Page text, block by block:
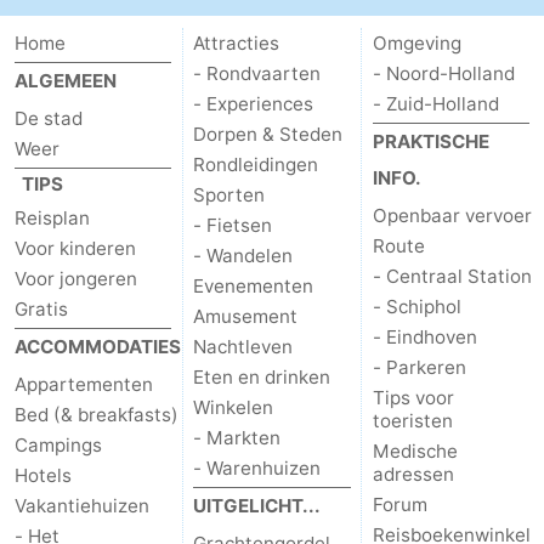
Home
ALGEMEEN
De stad
Weer
TIPS
Reisplan
Voor kinderen
Voor jongeren
Gratis
ACCOMMODATIES
Appartementen
Bed (& breakfasts)
Campings
Hotels
Vakantiehuizen
- Het
Attracties
- Rondvaarten
- Experiences
Dorpen & Steden
Rondleidingen
Sporten
- Fietsen
- Wandelen
Evenementen
Amusement
Nachtleven
Eten en drinken
Winkelen
- Markten
- Warenhuizen
UITGELICHT...
Omgeving
- Noord-Holland
- Zuid-Holland
PRAKTISCHE
INFO.
Openbaar vervoer
Route
- Centraal Station
- Schiphol
- Eindhoven
- Parkeren
Tips voor
toeristen
Medische
adressen
Forum
Reisboekenwinkel